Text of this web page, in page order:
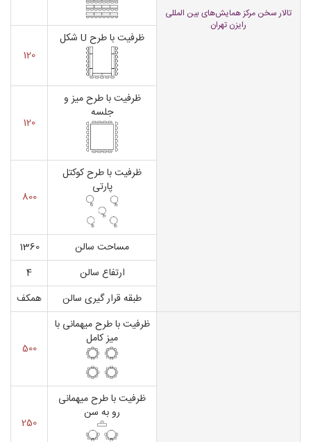
تالار سخن مرکز همایش‌های بین المللی
رایزن تهران
ظرفیت با طرح U شکل
120
ظرفیت با طرح میز و
جلسه
120
ظرفیت با طرح کوکتل
پارتی
800
مساحت سالن
1360
ارتفاع سالن
4
طبقه قرار گیری سالن
همکف
ظرفیت با طرح میهمانی با
میز کامل
500
ظرفیت با طرح میهمانی
رو به سن
250